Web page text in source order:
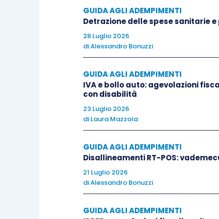
dal personale appartenente
richieste le condizioni di dimora
Tali ipotesi di assimilazione
Il singolo comune, come previsto dall’
ha la facoltà di prevedere, con
principale dell’unità immobiliare
permanente, a condizione che la
Nell’ipotesi di più unità immobiliari
unità abitativa.
GUIDA AGLI ADEMPIMENTI
Detrazione delle spese sanitarie e
28 Luglio 2026
diAlessandro Bonuzzi
GUIDA AGLI ADEMPIMENTI
IVA e bollo auto: agevolazioni
con disabilità
23 Luglio 2026
di Laura Mazzola
GUIDA AGLI ADEMPIMENTI
Disallineamenti RT-POS:
21 Luglio 2026
diAlessandro Bonuzzi
GUIDA AGLI ADEMPIMENTI